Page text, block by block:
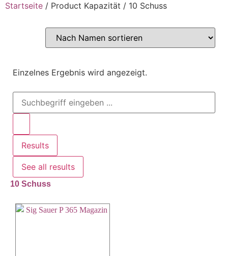
Startseite / Product Kapazität / 10 Schuss
Einzelnes Ergebnis wird angezeigt.
Results
See all results
10 Schuss